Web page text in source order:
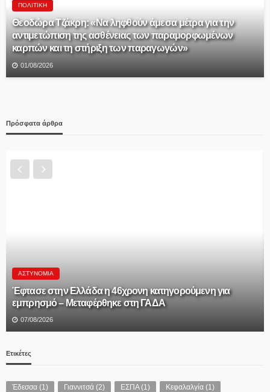
ΠΟΛΙΤΙΚΉ
Θεοδώρα Τζάκρη: «Να ληφθούν άμεσα μέτρα για την
αντιμετώπιση της ασθένειας των παραμορφωμένων
καρπών και τη στήριξη των παραγωγών»
01/08/2026
Πρόσφατα άρθρα
και κυπέλλου 2026-27 ΠΡΟΚΗΡΥΞΗ ΑΝΔΡΙΚΩΝ 2026-2027.
ΠΡΟΚΗΡΥΞΗ ΚΥΠΕΛΛΟΥ 2026-2027. ΔΗΛΩΣΗ
ΣΥΜΜΕΤΟΧΗΣ ΠΡΩΤΑΘΛΗΜΑΤΟΣ 2026-2027. ΔΗΛΩΣΗ
ΣΥΜΜΕΤΟΧΗΣ ΣΤΟ ΚΥΠΕΛΛΟ ΕΡΑΣΙΤΕΧΝΩΝ 2026-27.
06/08/2026
Ετικέτες
Έδεσσα (1) Γιαννιτσά (2) ΕΣΠΑ(1) Κεφαλαλγία (1)